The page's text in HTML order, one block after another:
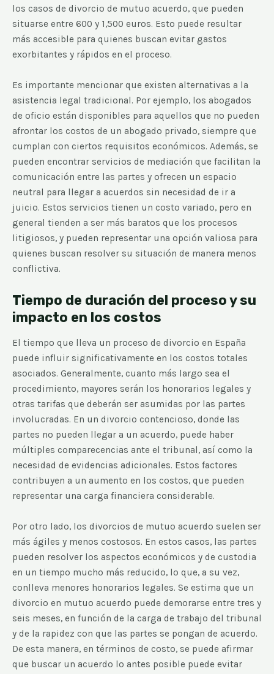
los casos de divorcio de mutuo acuerdo, que pueden
situarse entre 600 y 1,500 euros. Esto puede resultar
más accesible para quienes buscan evitar gastos
exorbitantes y rápidos en el proceso.
Es importante mencionar que existen alternativas a la
asistencia legal tradicional. Por ejemplo, los abogados
de oficio están disponibles para aquellos que no pueden
afrontar los costos de un abogado privado, siempre que
cumplan con ciertos requisitos económicos. Además, se
pueden encontrar servicios de mediación que facilitan la
comunicación entre las partes y ofrecen un espacio
neutral para llegar a acuerdos sin necesidad de ir a
juicio. Estos servicios tienen un costo variado, pero en
general tienden a ser más baratos que los procesos
litigiosos, y pueden representar una opción valiosa para
quienes buscan resolver su situación de manera menos
conflictiva.
Tiempo de duración del proceso y su
impacto en los costos
El tiempo que lleva un proceso de divorcio en España
puede influir significativamente en los costos totales
asociados. Generalmente, cuanto más largo sea el
procedimiento, mayores serán los honorarios legales y
otras tarifas que deberán ser asumidas por las partes
involucradas. En un divorcio contencioso, donde las
partes no pueden llegar a un acuerdo, puede haber
múltiples comparecencias ante el tribunal, así como la
necesidad de evidencias adicionales. Estos factores
contribuyen a un aumento en los costos, que pueden
representar una carga financiera considerable.
Por otro lado, los divorcios de mutuo acuerdo suelen ser
más ágiles y menos costosos. En estos casos, las partes
pueden resolver los aspectos económicos y de custodia
en un tiempo mucho más reducido, lo que, a su vez,
conlleva menores honorarios legales. Se estima que un
divorcio en mutuo acuerdo puede demorarse entre tres y
seis meses, en función de la carga de trabajo del tribunal
y de la rapidez con que las partes se pongan de acuerdo.
De esta manera, en términos de costo, se puede afirmar
que buscar un acuerdo lo antes posible puede evitar